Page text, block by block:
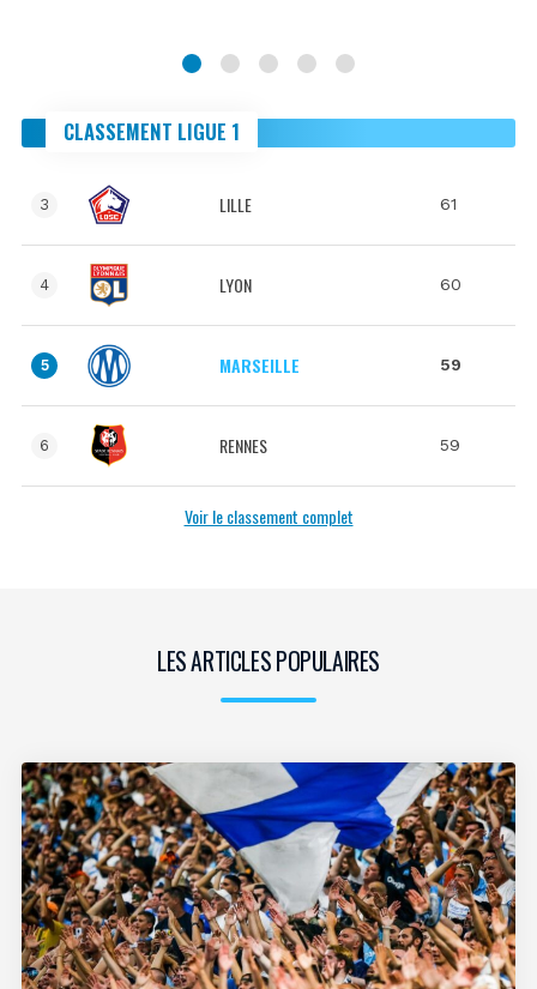
CLASSEMENT LIGUE 1
3 LILLE 61
4 LYON 60
5 MARSEILLE 59
6 RENNES 59
Voir le classement complet
LES ARTICLES POPULAIRES